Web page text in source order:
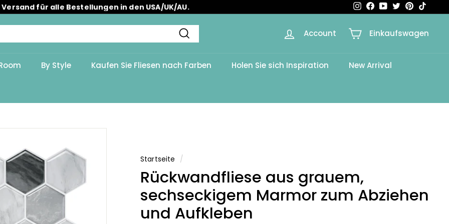
Diashow
für alle Bestellungen in den USA/UK/AU. Instagram
Facebook
YouTubeTwitterPinterest
Suchen
Account Einkaufswagen
By Style Kaufen Sie Fliesen nach Farben Holen Sie sich Inspiration New Arrival
Startseite /
Rückwandfliese aus grauem,
sechseckigem Marmor zum Abziehen
und Aufkleben